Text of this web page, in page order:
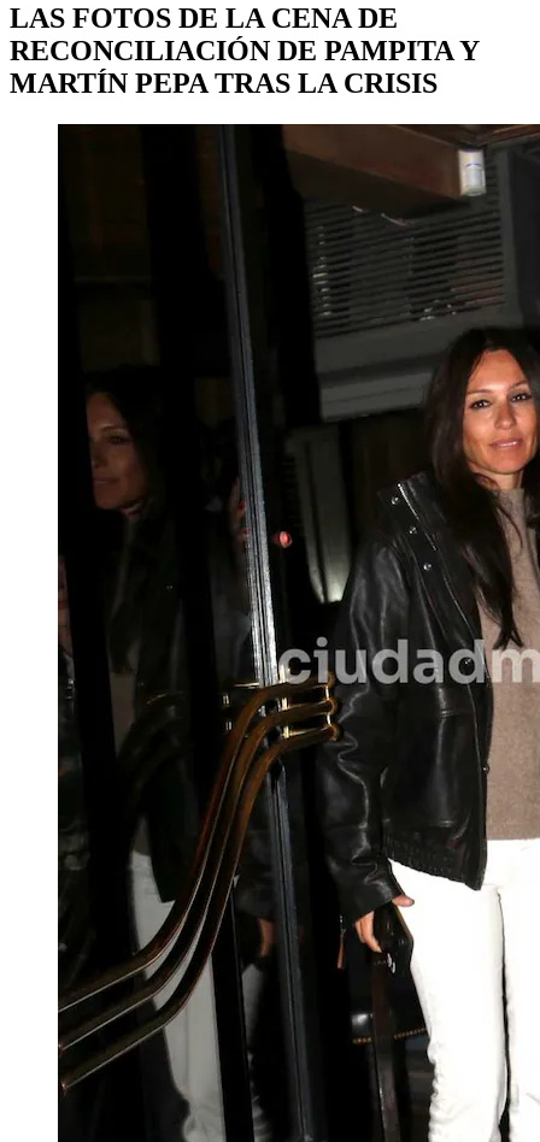
LAS FOTOS DE LA CENA DE
RECONCILIACIÓN DE PAMPITA Y
MARTÍN PEPA TRAS LA CRISIS